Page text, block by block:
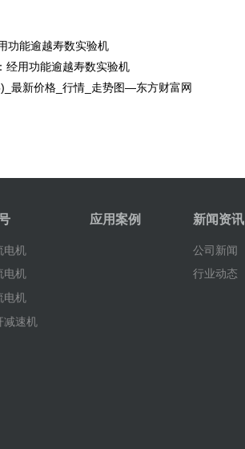
功能逾越寿数实验机
用功能逾越寿数实验机
最新价格_行情_走势图—东方财富网
电机
电机
电机
减速机
应用案例 新闻资讯
公司新闻
行业动态